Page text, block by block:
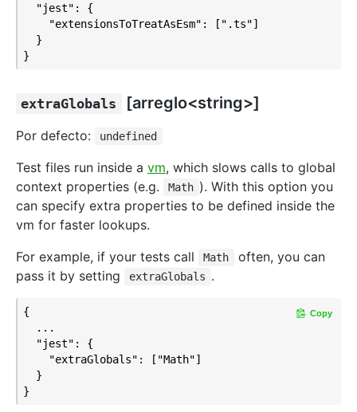
  "jest": {
    "extensionsToTreatAsEsm": [".ts"]
  }
extraGlobals [arreglo<string>]
Por defecto: undefined
Test files run inside a vm, which slows calls to global
context properties (e.g.
Math ). With this option you
can specify extra properties to be defined inside the
vm for faster lookups.
For example, if your tests call
Math
often, you can
pass it by setting
extraGlobals .
{
  ...
  "jest": {
    "extraGlobals": ["Math"]
  }
Copy